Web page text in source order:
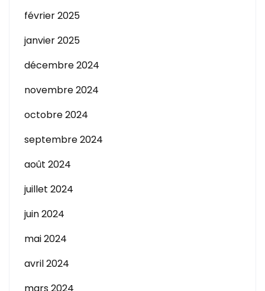
février 2025
janvier 2025
décembre 2024
novembre 2024
octobre 2024
septembre 2024
août 2024
juillet 2024
juin 2024
mai 2024
avril 2024